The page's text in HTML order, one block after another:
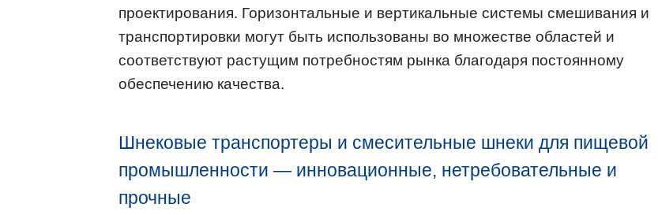
проектирования. Горизонтальные и вертикальные системы смешивания и
транспортировки могут быть использованы во множестве областей и
соответствуют растущим потребностям рынка благодаря постоянному
обеспечению качества.
Шнековые транспортеры и смесительные шнеки для пищевой
промышленности — инновационные, нетребовательные и
прочные